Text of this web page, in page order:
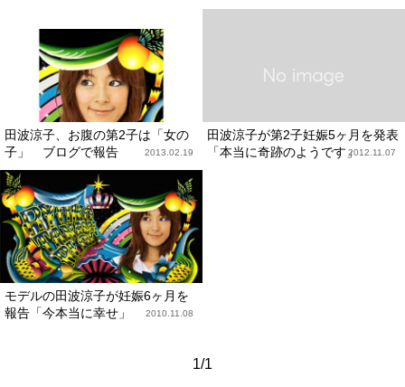
田波涼子、お腹の第2子は「女の
子」 ブログで報告
2013.02.19
田波涼子が第2子妊娠5ヶ月を発表
「本当に奇跡のようです」2012.11.07
モデルの田波涼子が妊娠6ヶ月を
報告「今本当に幸せ」
2010.11.08
1/1